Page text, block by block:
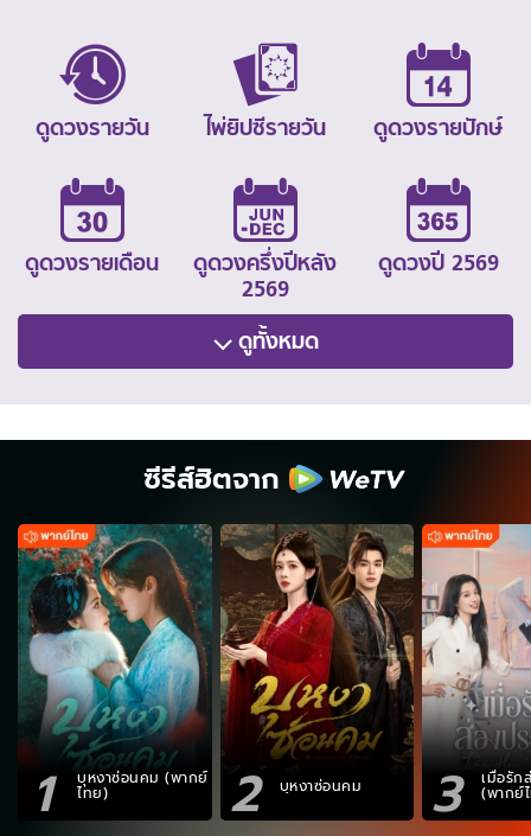
ดูดวงรายวัน ไพ่ยิปซีรายวัน ดูดวงรายปักษ์
ดูดวงรายเดือน
ดูดวงครึ่งปีหลัง
2569
ดูดวงปี 2569
ดูทั้งหมด
ซีรีส์ฮิตจาก
1 บุหงาซ่อนคม (พากย์
ไทย) 2 บุหงาซ่อนคม 3 เมื่อรัก
(พากย์